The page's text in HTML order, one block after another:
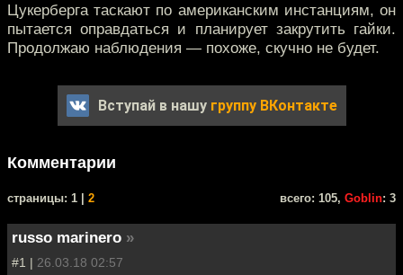
Цукерберга таскают по американским инстанциям, он
пытается оправдаться и планирует закрутить гайки.
Продолжаю наблюдения — похоже, скучно не будет.
Вступай в нашу группу ВКонтакте
Комментарии
cтраницы: 1 | 2 всего: 105, Goblin: 3
russo marinero »
#1 | 26.03.18 02:57